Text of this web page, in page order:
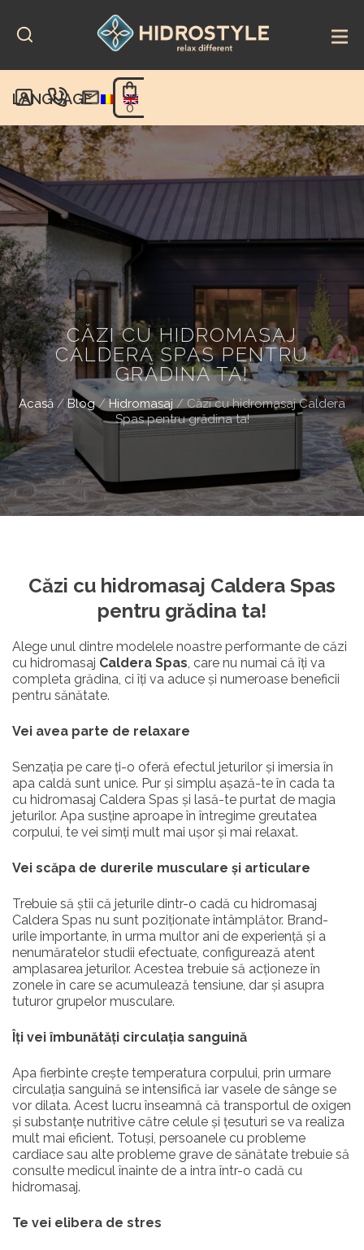
content
LANGUAGE
0
CĂZI CU HIDROMASAJ
CALDERA SPAS PENTRU
GRĂDINA TA!
Acasă/Blog/ Hidromasaj / Căzi cu hidromasaj Caldera
Spas pentru grădina ta!
Căzi cu hidromasaj Caldera Spas
pentru grădina ta!
Alege unul dintre modelele noastre performante de căzi
cu hidromasaj Caldera Spas, care nu numai că îți va
completa grădina, ci îți va aduce și numeroase beneficii
pentru sănătate.
Vei avea parte de relaxare
Senzația pe care ți-o oferă efectul jeturilor și imersia în
apa caldă sunt unice. Pur și simplu așază-te în cada ta
cu hidromasaj Caldera Spas și lasă-te purtat de magia
jeturilor. Apa susține aproape în întregime greutatea
corpului, te vei simți mult mai ușor și mai relaxat.
Vei scăpa de durerile musculare și articulare
Trebuie să știi că jeturile dintr-o cadă cu hidromasaj
Caldera Spas nu sunt poziționate întâmplător. Brand-
urile importante, în urma multor ani de experiență și a
nenumăratelor studii efectuate, configurează atent
amplasarea jeturilor. Acestea trebuie să acționeze în
zonele în care se acumulează tensiune, dar și asupra
tuturor grupelor musculare.
Îți vei îmbunătăți circulația sanguină
Apa fierbinte crește temperatura corpului, prin urmare
circulația sanguină se intensifică iar vasele de sânge se
vor dilata. Acest lucru înseamnă că transportul de oxigen
și substanțe nutritive către celule și țesuturi se va realiza
mult mai eficient. Totuși, persoanele cu probleme
cardiace sau alte probleme grave de sănătate trebuie să
consulte medicul înainte de a intra într-o cadă cu
hidromasaj.
Te vei elibera de stres